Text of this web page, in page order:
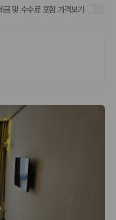
간 예약 가능 차량과 요금
차의 면책금과 보상 한
약할 수 있습니다.
야 하는 기준
교하세요
금 및 수수료 포함 가격보기